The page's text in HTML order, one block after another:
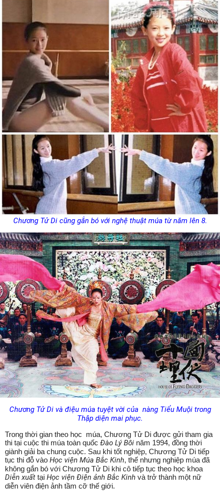
Chương Tử Di cũng gắn bó với nghệ thuật múa từ năm lên 8.
Chương Tử Di và điệu múa tuyệt vời của nàng Tiểu Muội trong
Thập diện mai phục.
Trong thời gian theo học múa, Chương Tử Di được gửi tham gia
thi tại cuộc thi múa toàn quốc Đào Lý Bôi năm 1994, đồng thời
giành giải ba chung cuộc. Sau khi tốt nghiệp, Chương Tử Di tiếp
tục thi đỗ vào Học viện Múa Bắc Kinh, thế nhưng nghiệp múa đã
không gắn bó với Chương Tử Di khi cô tiếp tục theo học khoa
Diễn xuất tại Học viện Điện ảnh Bắc Kinh và trở thành một nữ
diễn viên điện ảnh tầm cỡ thế giới.